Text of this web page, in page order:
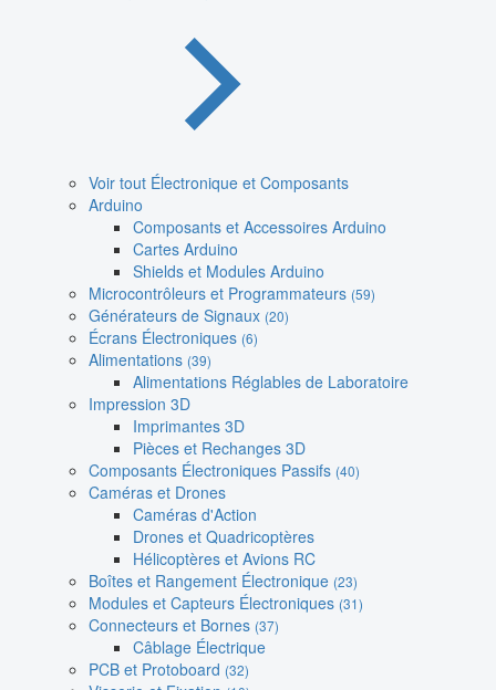
Voir tout Électronique et Composants
Arduino
Composants et Accessoires Arduino
Cartes Arduino
Shields et Modules Arduino
Microcontrôleurs et Programmateurs (59)
Générateurs de Signaux (20)
Écrans Électroniques (6)
Alimentations (39)
Alimentations Réglables de Laboratoire
Impression 3D
Imprimantes 3D
Pièces et Rechanges 3D
Composants Électroniques Passifs (40)
Caméras et Drones
Caméras d'Action
Drones et Quadricoptères
Hélicoptères et Avions RC
Boîtes et Rangement Électronique (23)
Modules et Capteurs Électroniques (31)
Connecteurs et Bornes (37)
Câblage Électrique
PCB et Protoboard (32)